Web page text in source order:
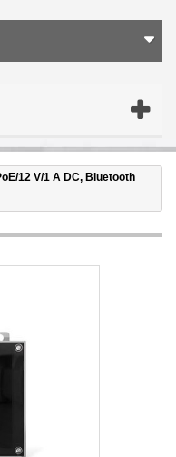
12 V/1 A DC, Bluetooth